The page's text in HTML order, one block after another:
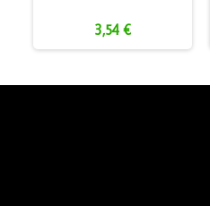
3,54 €